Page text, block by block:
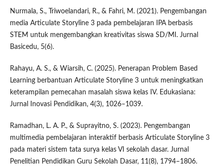
Nurmala, S., Triwoelandari, R., & Fahri, M. (2021). Pengembangan
media Articulate Storyline 3 pada pembelajaran IPA berbasis
STEM untuk mengembangkan kreativitas siswa SD/MI. Jurnal
Basicedu, 5(6).
Rahayu, A. S., & Wiarsih, C. (2025). Penerapan Problem Based
Learning berbantuan Articulate Storyline 3 untuk meningkatkan
keterampilan pemecahan masalah siswa kelas IV. Edukasiana:
Jurnal Inovasi Pendidikan, 4(3), 1026–1039.
Ramadhan, L. A. P., & Suprayitno, S. (2023). Pengembangan
multimedia pembelajaran interaktif berbasis Articulate Storyline 3
pada materi sistem tata surya kelas VI sekolah dasar. Jurnal
Penelitian Pendidikan Guru Sekolah Dasar, 11(8), 1794–1806.